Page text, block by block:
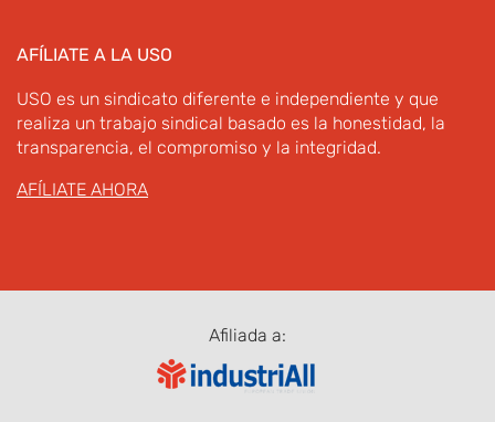
AFÍLIATE A LA USO
USO es un sindicato diferente e independiente y que
realiza un trabajo sindical basado es la honestidad, la
transparencia, el compromiso y la integridad.
AFÍLIATE AHORA
Afiliada a: